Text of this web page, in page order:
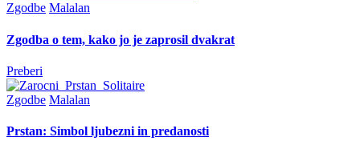
Zgodbe Malalan
Zgodba o tem, kako jo je zaprosil dvakrat
Preberi
Zgodbe Malalan
Prstan: Simbol ljubezni in predanosti